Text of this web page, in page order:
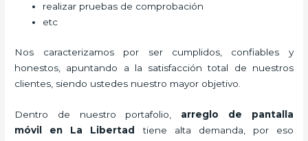
realizar pruebas de comprobación
etc
Nos caracterizamos por ser cumplidos, confiables y
honestos, apuntando a la satisfacción total de nuestros
clientes, siendo ustedes nuestro mayor objetivo.
Dentro de nuestro portafolio, arreglo de pantalla
móvil
en La Libertad
tiene alta demanda, por eso